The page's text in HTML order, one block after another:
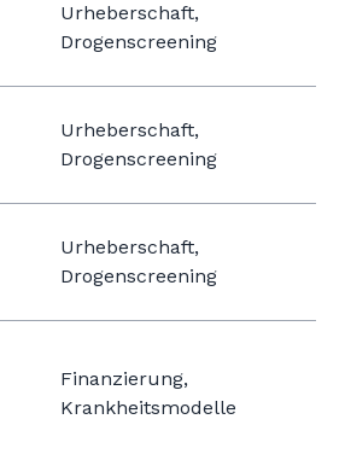
Urheberschaft,
Drogenscreening
Urheberschaft,
Drogenscreening
Urheberschaft,
Drogenscreening
Finanzierung,
Krankheitsmodelle